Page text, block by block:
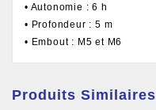
• Autonomie : 6 h
• Profondeur : 5 m
• Embout : M5 et M6
Produits Similaires